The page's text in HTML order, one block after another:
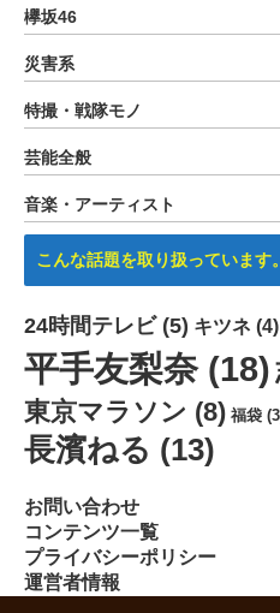
欅坂46
災害系
特撮・戦隊モノ
芸能全般
音楽・アーティスト
こんな話題を取り扱っています。
24時間テレビ(5) キツネ (4)
平手友梨奈(18)
東京マラソン (8) 福袋
長濱ねる (13)
お問い合わせ
コンテンツ一覧
プライバシーポリシー
運営者情報